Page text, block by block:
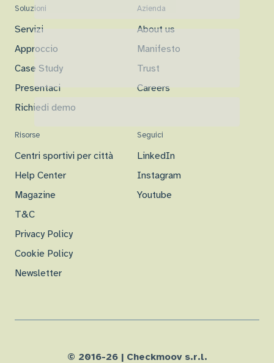
Soluzioni
Servizi
Approccio
Case Study
Presentaci
Richiedi demo
Azienda
About us
Manifesto
Trust
Careers
Risorse
Centri sportivi per città
Help Center
Magazine
T&C
Privacy Policy
Cookie Policy
Newsletter
Seguici
LinkedIn
Instagram
Youtube
© 2016-26| Checkmoov s.r.l.